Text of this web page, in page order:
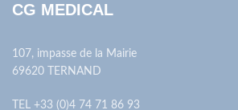
CG MEDICAL
107, impasse de la Mairie
69620 TERNAND
TEL +33 (0)4 74 71 86 93